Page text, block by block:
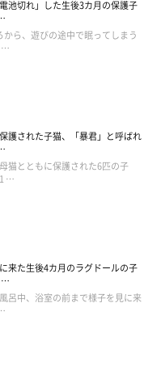
池切れ」した生後3カ月の保護子
から、遊びの途中で眠ってしまう
…
護された子猫、「暴君」と呼ばれ
猫とともに保護された6匹の子
…
来た生後4カ月のラグドールの子
…
呂中、浴室の前まで様子を見に来